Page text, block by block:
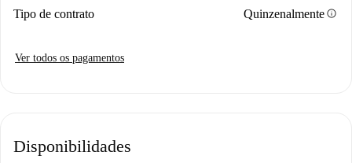
Tipo de contrato Quinzenalmenteinfo
Ver todos os pagamentos
Disponibilidades